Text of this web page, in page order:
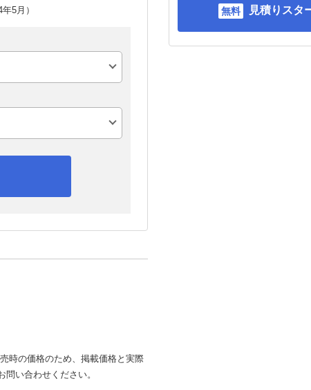
5月）
時の価格のため、掲載価格と実際
い合わせください。
見積りスタ